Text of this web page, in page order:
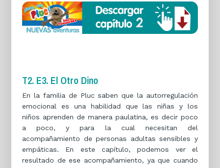
T2. E3. El Otro Dino
En la familia de Pluc saben que la autorregulación
emocional es una habilidad que las niñas y los
niños aprenden de manera paulatina, es decir poco
a poco, y para la cual necesitan del
acompañamiento de personas adultas sensibles y
empáticas. En este capítulo, podemos ver el
resultado de ese acompañamiento, ya que cuando